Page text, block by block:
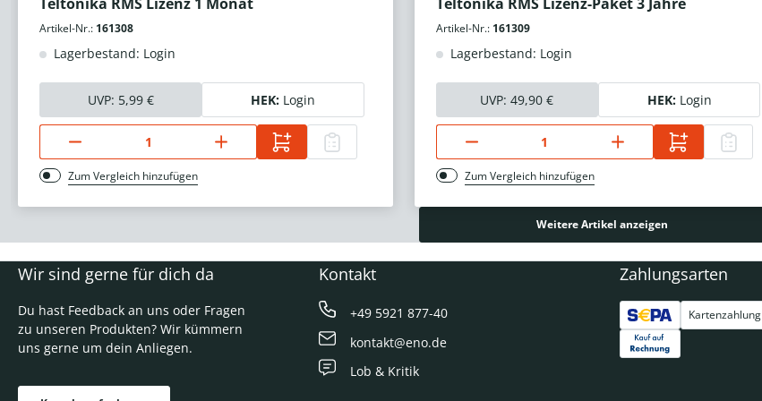
Artikel-Nr.: 161308
Lagerbestand: Login
UVP: 5,99 € HEK: Login
Zum Vergleich hinzufügen
Artikel-Nr.: 161309
Lagerbestand: Login
UVP:49,90 € HEK: Login
Zum Vergleich hinzufügen
Weitere Artikel anzeigen
Wir sind gerne für dich da
Du hast Feedback an uns oder Fragen
zu unseren Produkten? Wir kümmern
uns gerne um dein Anliegen.
Kontakt
+49 5921 877-40
kontakt@eno.de
Lob & Kritik
Zahlungsarten
Kartenzahlung